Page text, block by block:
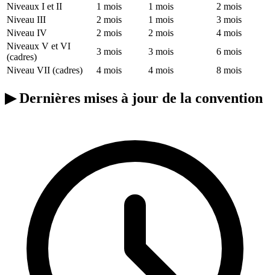
Niveaux I et II
1 mois 1 mois
2 mois
Niveau III
2 mois 1 mois
3 mois
Niveau IV
2 mois 2 mois
4 mois
Niveaux V et VI
(cadres)
3 mois 3 mois
6 mois
Niveau VII (cadres)
4 mois 4 mois 8 mois
▶Dernières mises à jour de la convention